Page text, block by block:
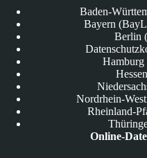
Baden-
Bayern
Berlin
Nordrhein-
Rheinland-
Online-